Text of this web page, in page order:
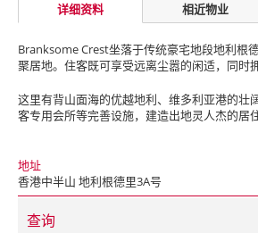
详细资料 相近物业
Branksome Crest坐落于传统豪宅地段地利根
聚居地。住客既可享受远离尘嚣的闲适，同时
这里有背山面海的优越地利、维多利亚港的壮
客专用会所等完善设施，建造出地灵人杰的居
地址
香港中半山 地利根德里3A号
查询